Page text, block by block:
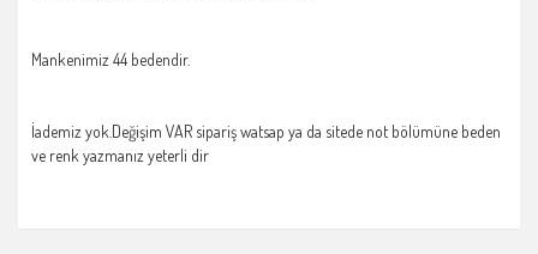
Mankenimiz 44 bedendir.
İademiz yok.Değişim VAR sipariş watsap ya da sitede not bölümüne beden
ve renk yazmanız yeterli dir